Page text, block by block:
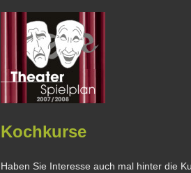
Kochkurse
Haben Sie Interesse auch mal hinter die